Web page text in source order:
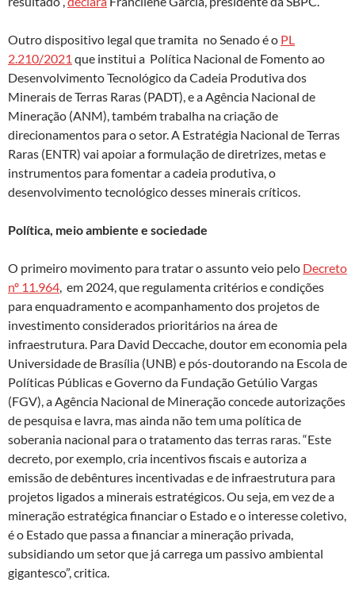
Outro dispositivo legal que tramita no Senado é o PL
2.210/2021 que institui a Política Nacional de Fomento ao
Desenvolvimento Tecnológico da Cadeia Produtiva dos
Minerais de Terras Raras (PADT), e a Agência Nacional de
Mineração (ANM), também trabalha na criação de
direcionamentos para o setor. A Estratégia Nacional de Terras
Raras (ENTR) vai apoiar a formulação de diretrizes, metas e
instrumentos para fomentar a cadeia produtiva, o
desenvolvimento tecnológico desses minerais críticos.
Política, meio ambiente e sociedade
O primeiro movimento para tratar o assunto veio pelo Decreto
nº 11.964, em 2024, que regulamenta critérios e condições
para enquadramento e acompanhamento dos projetos de
investimento considerados prioritários na área de
infraestrutura. Para David Deccache, doutor em economia pela
Universidade de Brasília (UNB) e pós-doutorando na Escola de
Políticas Públicas e Governo da Fundação Getúlio Vargas
(FGV), a Agência Nacional de Mineração concede autorizações
de pesquisa e lavra, mas ainda não tem uma política de
soberania nacional para o tratamento das terras raras. “Este
decreto, por exemplo, cria incentivos fiscais e autoriza a
emissão de debêntures incentivadas e de infraestrutura para
projetos ligados a minerais estratégicos. Ou seja, em vez de a
mineração estratégica financiar o Estado e o interesse coletivo,
é o Estado que passa a financiar a mineração privada,
subsidiando um setor que já carrega um passivo ambiental
gigantesco”, critica.